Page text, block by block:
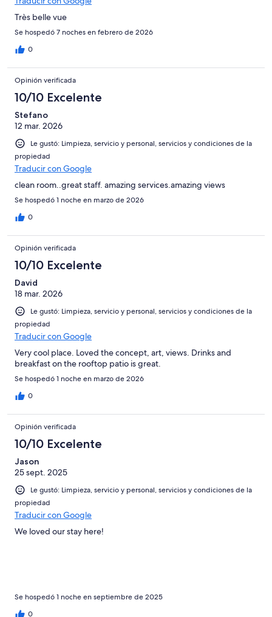
Très belle vue
Se hospedó 7 noches en febrero de 2026
0
Opinión verificada
10/10 Excelente
Stefano
12 mar. 2026
Le gustó: Limpieza, servicio y personal, servicios y condiciones de la
propiedad
Traducir con Google
clean room..great staff. amazing services.amazing views
Se hospedó 1 noche en marzo de 2026
0
Opinión verificada
10/10 Excelente
David
18 mar. 2026
Le gustó: Limpieza, servicio y personal, servicios y condiciones de la
propiedad
Traducir con Google
Very cool place. Loved the concept, art, views. Drinks and
breakfast on the rooftop patio is great.
Se hospedó 1 noche en marzo de 2026
0
Opinión verificada
10/10 Excelente
Jason
25 sept. 2025
Le gustó: Limpieza, servicio y personal, servicios y condiciones de la
propiedad
Traducir con Google
We loved our stay here!
Se hospedó 1 noche en septiembre de 2025
0